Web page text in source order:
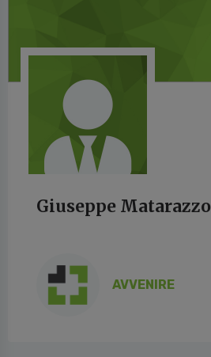
Giuseppe Matarazzo
AVVENIRE